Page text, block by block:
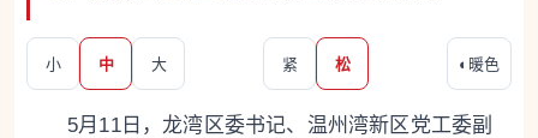
小 中 大 紧 松 ◐ 暖色
5月11日，龙湾区委书记、温州湾新区党工委副